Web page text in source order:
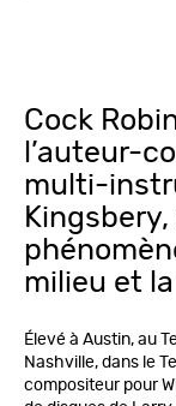
Cock
l’auteur-
multi-
milieu et
Élevé à Austin, au
Nashville, dans le
compositeur pour